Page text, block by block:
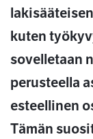
kuten
sovelletaan
perusteella
esteellinen
Tämän